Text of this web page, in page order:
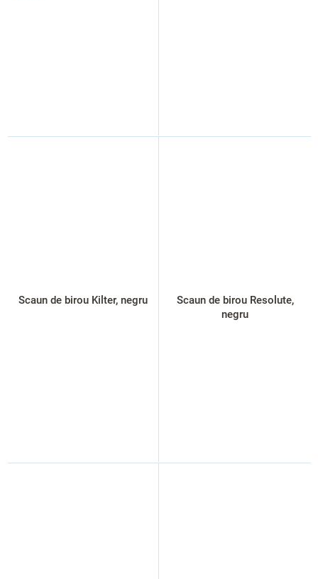
Scaun de birou Kilter, negru
Scaun de birou Resolute,
negru